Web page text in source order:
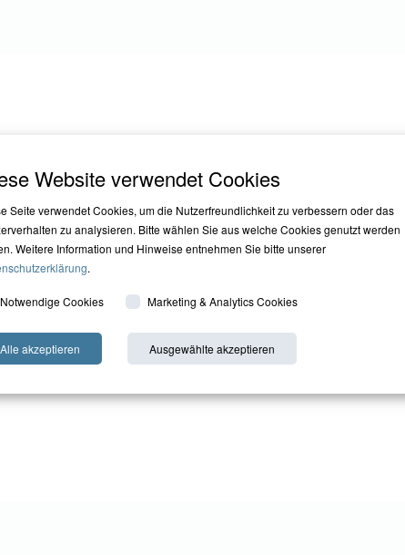
Private-Equity-Secondaries-Markt im Jahr 2024
und Global Head of Secondaries bei HQ Capital,
Secondaries-Diskussion teil, um seine Erkenntnisse zu
den ganzen Artikel hier.
Website verwendet Cookies
Seite verwendet Cookies, um die Nutzerfreundlichkeit zu verbessern oder das
zu analysieren. Bitte wählen Sie aus welche Cookies genutzt werden
Weitere Information und Hinweise entnehmen Sie bitte unserer
.
Notwendige Cookies Marketing & Analytics Cookies
Alle akzeptieren Ausgewählte akzeptieren